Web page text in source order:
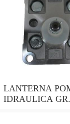
LANTERNA
IDRAULICA